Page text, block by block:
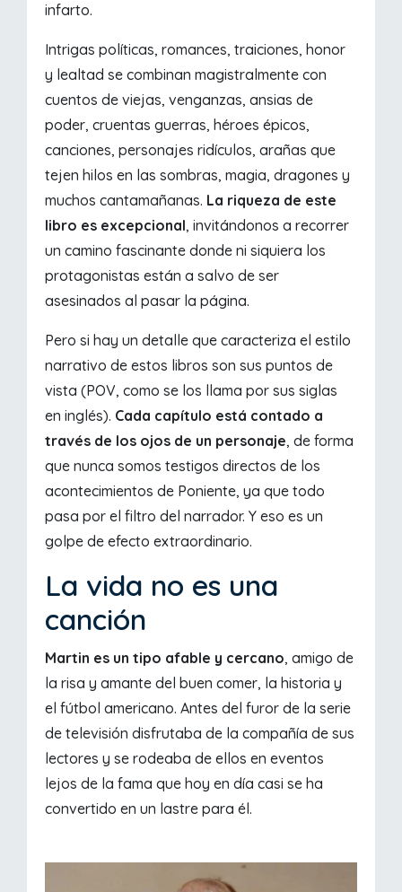
infarto.
Intrigas políticas, romances, traiciones, honor
y lealtad se combinan magistralmente con
cuentos de viejas, venganzas, ansias de
poder, cruentas guerras, héroes épicos,
canciones, personajes ridículos, arañas que
tejen hilos en las sombras, magia, dragones y
muchos cantamañanas. La riqueza de este
libro es excepcional, invitándonos a recorrer
un camino fascinante donde ni siquiera los
protagonistas están a salvo de ser
asesinados al pasar la página.
Pero si hay un detalle que caracteriza el estilo
narrativo de estos libros son sus puntos de
vista (POV, como se los llama por sus siglas
en inglés). Cada capítulo está contado a
través de los ojos de un personaje, de forma
que nunca somos testigos directos de los
acontecimientos de Poniente, ya que todo
pasa por el filtro del narrador. Y eso es un
golpe de efecto extraordinario.
La vida no es una
canción
Martin es un tipo afable y cercano, amigo de
la risa y amante del buen comer, la historia y
el fútbol americano. Antes del furor de la serie
de televisión disfrutaba de la compañía de sus
lectores y se rodeaba de ellos en eventos
lejos de la fama que hoy en día casi se ha
convertido en un lastre para él.